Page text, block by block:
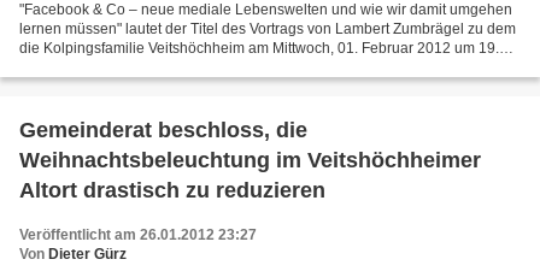
"Facebook & Co – neue mediale Lebenswelten und wie wir damit umgehen
lernen müssen" lautet der Titel des Vortrags von Lambert Zumbrägel zu dem
die Kolpingsfamilie Veitshöchheim am Mittwoch, 01. Februar 2012 um 19.30
Gemeinderat beschloss, die
Weihnachtsbeleuchtung im Veitshöchheimer
Altort drastisch zu reduzieren
Veröffentlicht am 26.01.2012 23:27
Von Dieter Gürz